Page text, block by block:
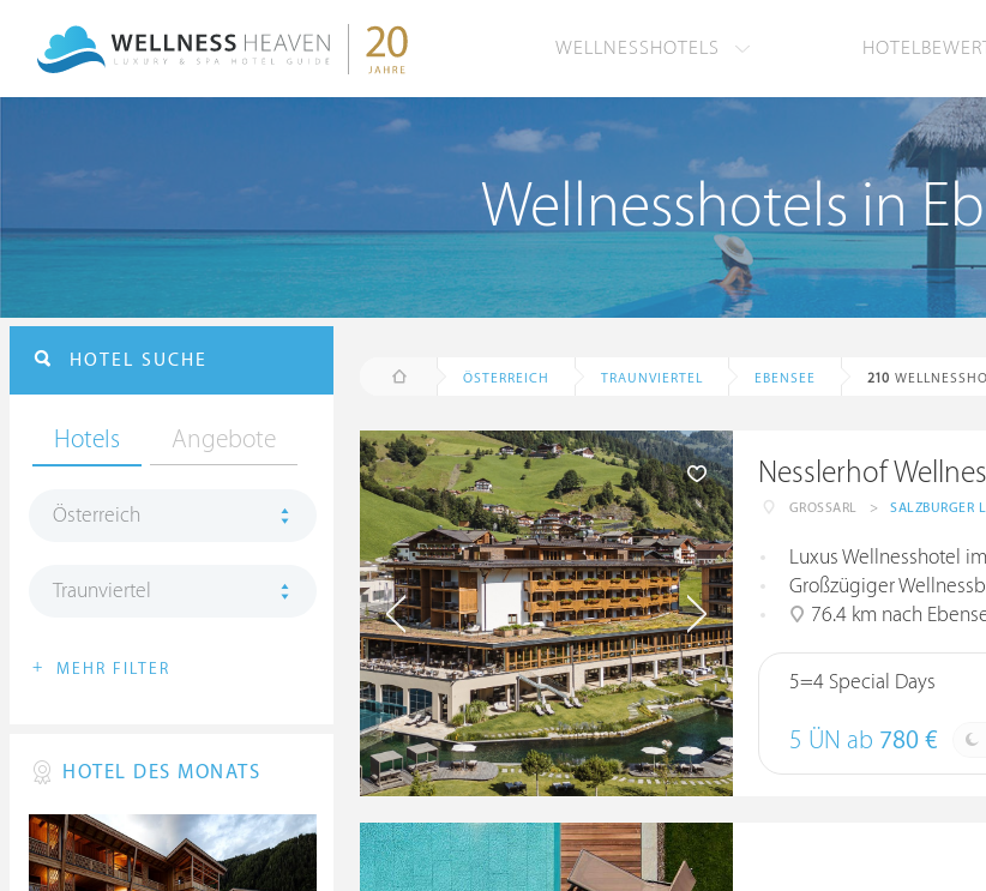
WELLNESSHOTELS
Wellnesshotels in
ÖSTERREICH TRAUNVIERTEL EBENSEE 210
Nesslerhof
GROSSARL > SALZBURGER
Luxus Wellnesshotel
Großzügiger
76.4 km nach
5=4 Special Days
5 ÜN ab 780 €
HOTEL SUCHE
Hotels Angebote
Österreich
Traunviertel
+ MEHR FILTER
HOTEL DES MONATS